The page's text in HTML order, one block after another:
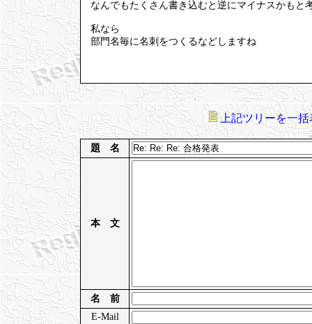
なんでもたくさん書き込むと逆にマイナスかも
私なら
部門名毎に名刺をつくるなどしますね
上記ツリーを一括
題 名
本 文
名 前
E-Mail